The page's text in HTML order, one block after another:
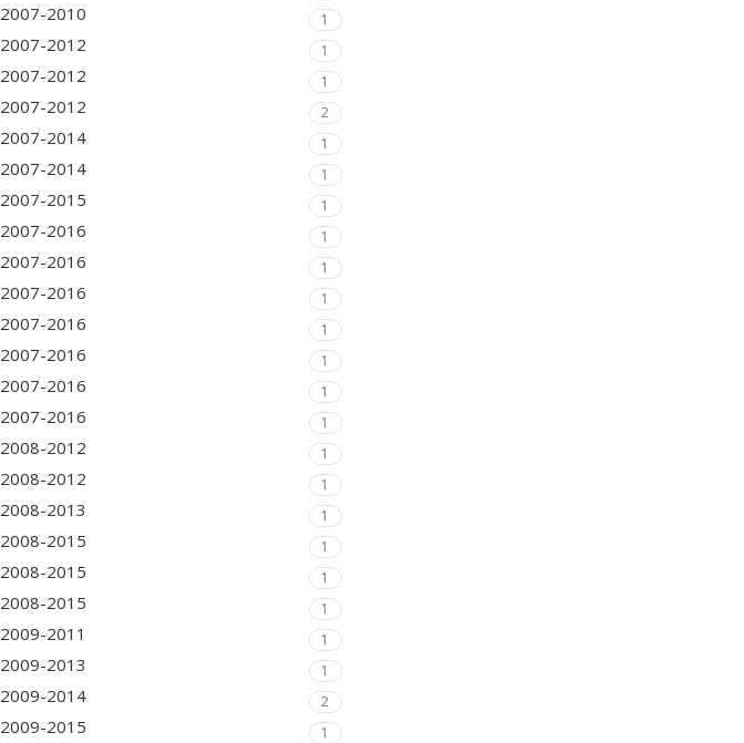
2007-2010 1
2007-2012 1
2007-2012 1
2007-2012 2
2007-2014 1
2007-2014 1
2007-2015 1
2007-2016 1
2007-2016 1
2007-2016 1
2007-2016 1
2007-2016 1
2007-2016 1
2007-2016 1
2008-2012 1
2008-2012 1
2008-2013 1
2008-2015 1
2008-2015 1
2008-2015 1
2009-2011 1
2009-2013 1
2009-2014 2
2009-2015 1